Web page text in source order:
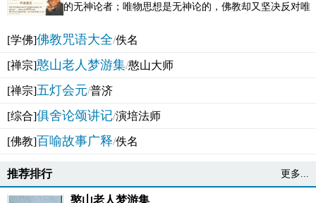
的无神论者；唯物思想是无神论的，佛教却又坚决反对唯
[学佛]佛教咒语大全/佚名
[禅宗]憨山老人梦游集/憨山大师
[禅宗]五灯会元/普济
[综合]俱舍论颂讲记/演培法师
[佛教]百喻故事广释/佚名
推荐排行 更多...
憨山老人梦游集